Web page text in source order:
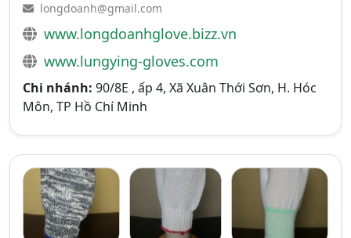
longdoanh@gmail.com
www.longdoanhglove.bizz.vn
www.lungying-gloves.com
Chi nhánh: 90/8E , ấp 4, Xã Xuân Thới Sơn, H. Hóc
Môn, TP Hồ Chí Minh